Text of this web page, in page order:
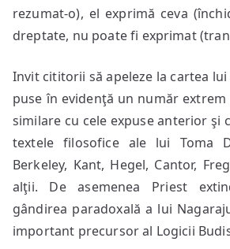
rezumat-o), el exprimă ceva
dreptate, nu poate fi exprimat
Invit cititorii să apeleze la cartea
puse în evidenţă un număr
similare cu cele expuse anterior şi
textele filosofice ale lui Toma
Berkeley, Kant, Hegel, Cantor,
alţii. De asemenea Priest
gândirea paradoxală a lui
important precursor al Logicii